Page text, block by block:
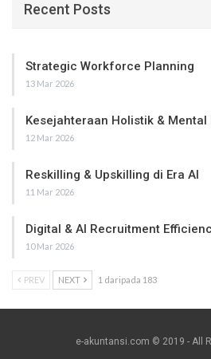
Recent Posts
Strategic Workforce Planning
13 Mar 2026
Kesejahteraan Holistik & Mental
12 Mar 2026
Reskilling & Upskilling di Era AI
11 Mar 2026
Digital & AI Recruitment
10 Mar 2026
PREV NEXT 1 daripada 183
e-akuntansi.com © 2019 - All